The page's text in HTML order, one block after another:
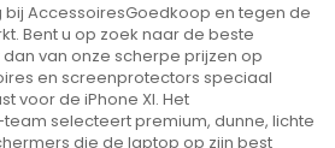
bij AccessoiresGoedkoop en tegen de
Bent u op zoek naar de beste
van onze scherpe prijzen op
en screenprotectors speciaal
voor de iPhone XI. Het
selecteert premium, dunne, lichte
die de laptop op zijn best